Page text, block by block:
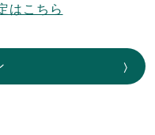
はこちら